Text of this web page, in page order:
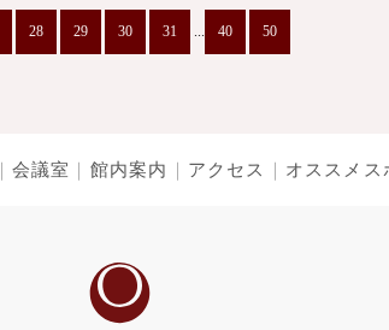
28 29 30 31 ... 40 50
会議室 館内案内 アクセス オススメス